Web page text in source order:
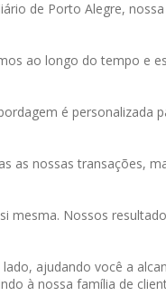
de Porto Alegre,
ao longo do tempo e
é personalizada
as nossas transações,
mesma. Nossos
ajudando você a
à nossa família de